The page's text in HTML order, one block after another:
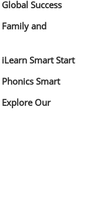
Success
and
Smart Start
Smart
Our